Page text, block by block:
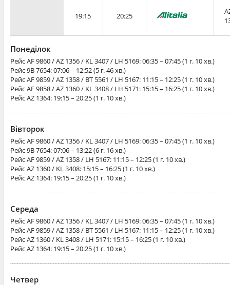
19:15 20:25
Понеділок
РейсAF 9860 / AZ 1356 / KL 3407 / LH 5169: 06:35 – 07:45 (1 г. 10 хв.)
Рейс9B 7654: 07:06 – 12:52 (5 г. 46 хв.)
РейсAF 9859 / AZ 1358 / BT 5561 / LH 5167: 11:15 – 12:25 (1 г. 10 хв.)
РейсAF 9858 / AZ 1360 / KL 3408 / LH 5171: 15:15 – 16:25 (1 г. 10 хв.)
РейсAZ 1364: 19:15 – 20:25 (1 г. 10 хв.)
Вівторок
РейсAF 9860 / AZ 1356 / KL 3407 / LH 5169: 06:35 – 07:45 (1 г. 10 хв.)
Рейс9B 7654: 07:06 – 13:22 (6 г. 16 хв.)
РейсAF 9859 / AZ 1358 / LH 5167: 11:15 – 12:25 (1 г. 10 хв.)
РейсAZ 1360 / KL 3408: 15:15 – 16:25 (1 г. 10 хв.)
РейсAZ 1364: 19:15 – 20:25 (1 г. 10 хв.)
Середа
РейсAF 9860 / AZ 1356 / KL 3407 / LH 5169: 06:35 – 07:45 (1 г. 10 хв.)
РейсAF 9859 / AZ 1358 / BT 5561 / LH 5167: 11:15 – 12:25 (1 г. 10 хв.)
РейсAZ 1360 / KL 3408 / LH 5171: 15:15 – 16:25 (1 г. 10 хв.)
РейсAZ 1364: 19:15 – 20:25 (1 г. 10 хв.)
Четвер